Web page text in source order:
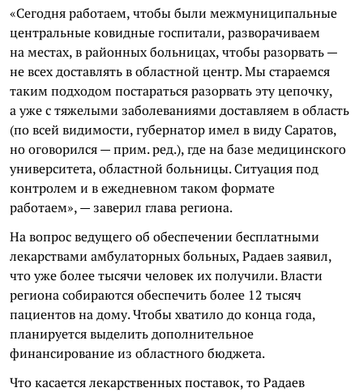
«Сегодня работаем, чтобы были межмуниципальные
центральные ковидные госпитали, разворачиваем
на местах, в районных больницах, чтобы разорвать —
не всех доставлять в областной центр. Мы стараемся
таким подходом постараться разорвать эту цепочку,
а уже с тяжелыми заболеваниями доставляем в область
(по всей видимости, губернатор имел в виду Саратов,
но оговорился — прим. ред.), где на базе медицинского
университета, областной больницы. Ситуация под
контролем и в ежедневном таком формате
работаем», — заверил глава региона.
На вопрос ведущего об обеспечении бесплатными
лекарствами амбулаторных больных, Радаев заявил,
что уже более тысячи человек их получили. Власти
региона собираются обеспечить более 12 тысяч
пациентов на дому. Чтобы хватило до конца года,
планируется выделить дополнительное
финансирование из областного бюджета.
Что касается лекарственных поставок, то Радаев